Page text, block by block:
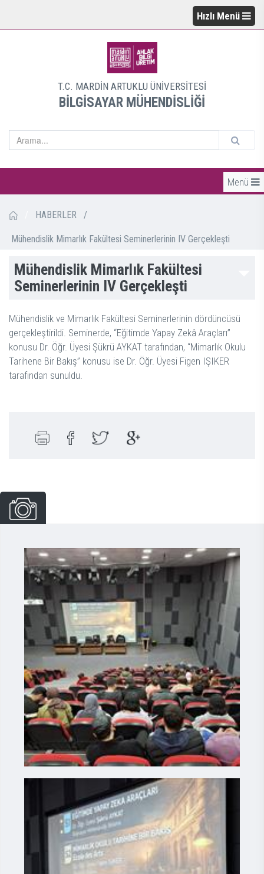
Hızlı Menü
T.C. MARDİN ARTUKLU ÜNİVERSİTESİ
BİLGİSAYAR MÜHENDİSLİĞİ
Menü
HABERLER /
Mühendislik Mimarlık Fakültesi Seminerlerinin IV Gerçekleşti
Mühendislik Mimarlık Fakültesi
Seminerlerinin IV Gerçekleşti
Mühendislik ve Mimarlık Fakültesi Seminerlerinin dördüncüsü
gerçekleştirildi. Seminerde, “Eğitimde Yapay Zekâ Araçları”
konusu Dr. Öğr. Üyesi Şükrü AYKAT tarafından, “Mimarlık Okulu
Tarihene Bir Bakış” konusu ise Dr. Öğr. Üyesi Figen IŞIKER
tarafından sunuldu.